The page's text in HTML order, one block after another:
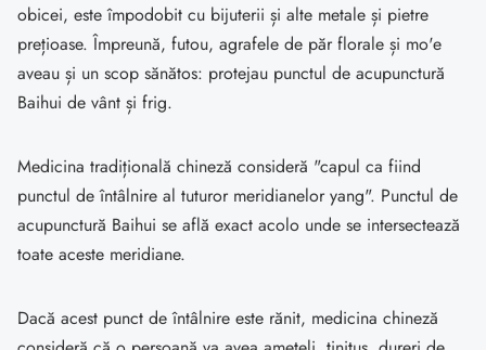
obicei, este împodobit cu bijuterii și alte metale și pietre
prețioase. Împreună, futou, agrafele de păr florale și mo'e
aveau și un scop sănătos: protejau punctul de acupunctură
Baihui de vânt și frig.
Medicina tradițională chineză consideră "capul ca fiind
punctul de întâlnire al tuturor meridianelor yang". Punctul de
acupunctură Baihui se află exact acolo unde se intersectează
toate aceste meridiane.
Dacă acest punct de întâlnire este rănit, medicina chineză